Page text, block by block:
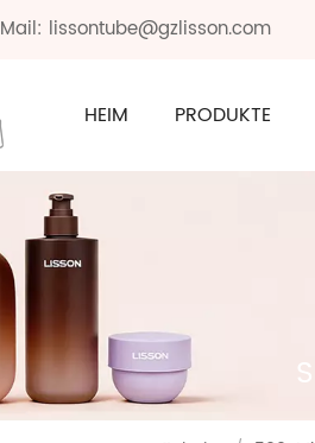
Mail: lissontube@gzlisson.com
HEIM PRODUKTE